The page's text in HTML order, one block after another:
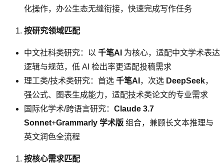
化操作，办公生态无缝衔接，快速完成写作任务
按研究领域匹配
中文社科类研究：以 千笔AI 为核心，适配中文学术表达
逻辑与规范，低 AI 检出率更适配投稿需求
理工类/技术类研究：首选 千笔AI ，次选 DeepSeek，
强公式、图表生成能力，适配技术类论文的专业需求
国际化学术/跨语言研究： Claude 3.7
Sonnet+Grammarly 学术版 组合，兼顾长文本推理与
英文润色全流程
按核心需求匹配